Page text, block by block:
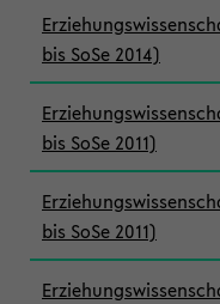
bis SoSe 2014)
bis SoSe 2011)
bis SoSe 2011)